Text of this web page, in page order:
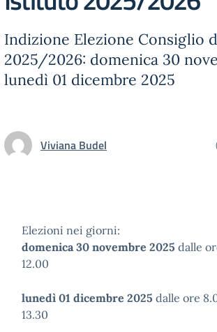
Indizione Elezione Consiglio
2025/2026: domenica 30
lunedì 01 dicembre 2025
Viviana Budel
Elezioni nei giorni:
domenica 30 novembre 2025 dalle
12.00
lunedì 01 dicembre 2025 dalle ore
13.30